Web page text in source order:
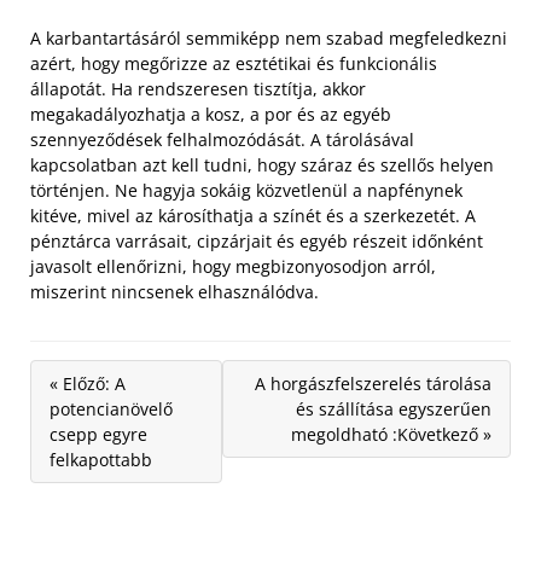
A karbantartásáról semmiképp nem szabad megfeledkezni
azért, hogy megőrizze az esztétikai és funkcionális
állapotát. Ha rendszeresen tisztítja, akkor
megakadályozhatja a kosz, a por és az egyéb
szennyeződések felhalmozódását. A tárolásával
kapcsolatban azt kell tudni, hogy száraz és szellős helyen
történjen. Ne hagyja sokáig közvetlenül a napfénynek
kitéve, mivel az károsíthatja a színét és a szerkezetét. A
pénztárca varrásait, cipzárjait és egyéb részeit időnként
javasolt ellenőrizni, hogy megbizonyosodjon arról,
miszerint nincsenek elhasználódva.
« Előző: A
potencianövelő
csepp egyre
felkapottabb
A horgászfelszerelés tárolása
és szállítása egyszerűen
megoldható :Következő »